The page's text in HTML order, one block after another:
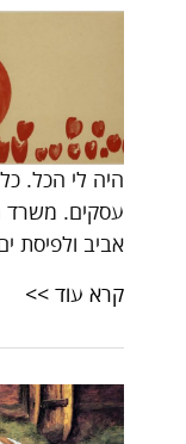
היה לי הכל.
עסקים. משרד
אביב ולפיסת
קרא עוד >>